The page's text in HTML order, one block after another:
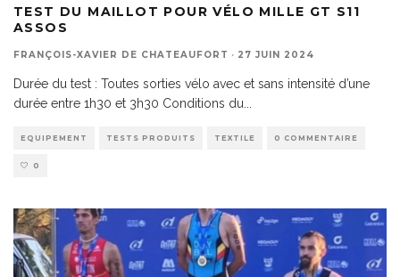
TEST DU MAILLOT POUR VÉLO MILLE GT S11
ASSOS
FRANÇOIS-XAVIER DE CHATEAUFORT · 27 JUIN 2024
Durée du test : Toutes sorties vélo avec et sans intensité d’une
durée entre 1h30 et 3h30 Conditions du...
EQUIPEMENT TESTS PRODUITS TEXTILE 0 COMMENTAIRE
0